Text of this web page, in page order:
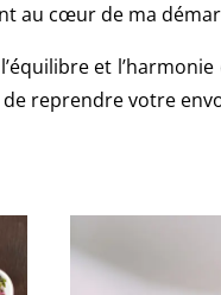
au cœur de ma
et
reprendre votre